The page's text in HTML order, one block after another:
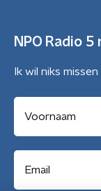
NPO Radio
Ik wil niks